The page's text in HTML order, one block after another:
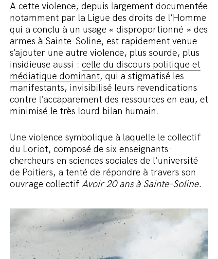
A cette violence, depuis largement documentée
notamment par la Ligue des droits de l’Homme
qui a conclu à un usage « disproportionné » des
armes à Sainte-Soline, est rapidement venue
s’ajouter une autre violence, plus sourde, plus
insidieuse aussi : celle du discours politique et
médiatique dominant, qui a stigmatisé les
manifestants, invisibilisé leurs revendications
contre l’accaparement des ressources en eau, et
minimisé le très lourd bilan humain.
Une violence symbolique à laquelle le collectif
du Loriot, composé de six enseignants-
chercheurs en sciences sociales de l’université
de Poitiers, a tenté de répondre à travers son
ouvrage collectif Avoir 20 ans à Sainte-Soline.